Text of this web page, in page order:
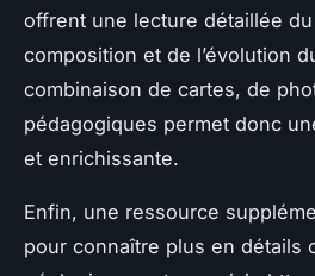
offrent une lecture détaillée
composition et de l’évolution
combinaison de cartes, de
pédagogiques permet donc
et enrichissante.
Enfin, une ressource
pour connaître plus en détails